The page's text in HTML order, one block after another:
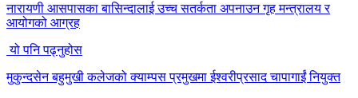
नारायणी आसपासका बासिन्दालाई उच्च सतर्कता अपनाउन गृह मन्त्रालय र
आयोगको आग्रह
यो पनि पढ्नुहोस
मुकुन्दसेन बहुमुखी कलेजको क्याम्पस प्रमुखमा ईश्वरीप्रसाद चापागाईं नियुक्त